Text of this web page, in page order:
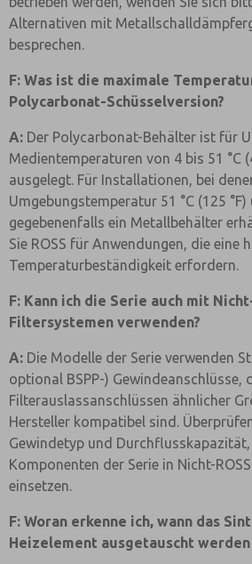
Alternativen mit
besprechen.
F: Was ist die maximale
Polycarbonat-Schüsselversion?
A: Der Polycarbonat-Behälter ist für
Medientemperaturen von 4 bis 51 °C
ausgelegt. Für Installationen, bei
Umgebungstemperatur 51 °C (125
gegebenenfalls ein Metallbehälter
Sie ROSS für Anwendungen, die eine
Temperaturbeständigkeit erfordern.
F: Kann ich die Serie auch mit
Filtersystemen verwenden?
A: Die Modelle der Serie verwenden
optional BSPP-) Gewindeanschlüsse,
Filterauslassanschlüssen ähnlicher
Hersteller kompatibel sind.
Gewindetyp und Durchflusskapazität,
Komponenten der Serie in Nicht-
einsetzen.
F: Woran erkenne ich, wann das
Heizelement ausgetauscht werden